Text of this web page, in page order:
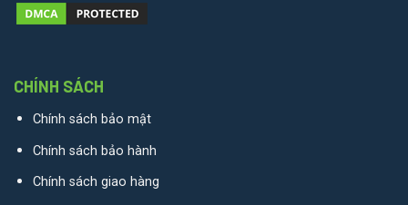
CHÍNH SÁCH
Chính sách bảo mật
Chính sách bảo hành
Chính sách giao hàng